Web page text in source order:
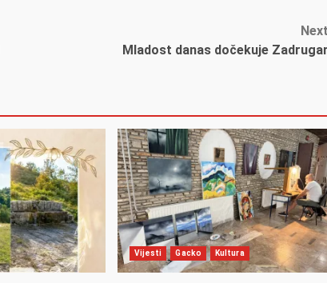
Next
Mladost danas dočekuje Zadrugar
Vijesti Gacko Kultura